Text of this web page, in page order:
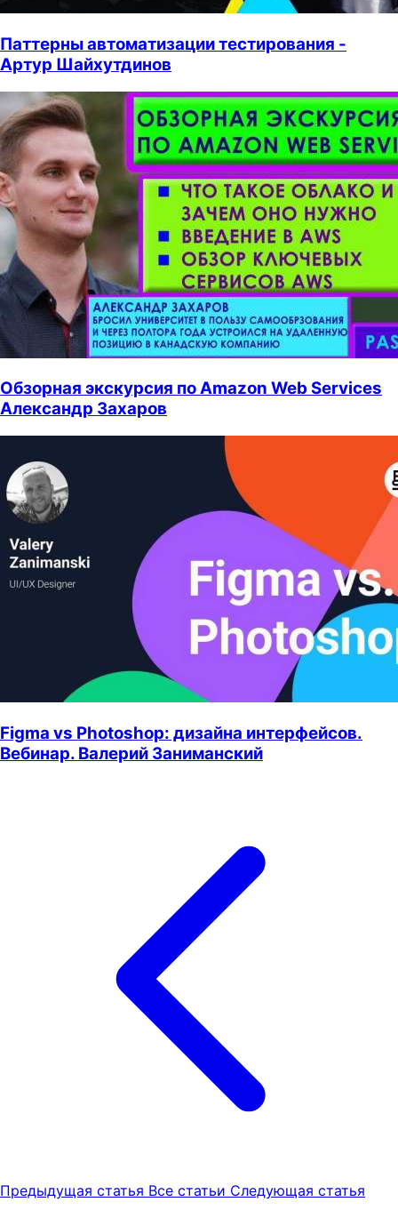
Паттерны автоматизации тестирования -
Артур Шайхутдинов
Обзорная экскурсия по Amazon Web Services
Александр Захаров
Figma vs Photoshop: дизайна интерфейсов.
Вебинар. Валерий Заниманский
Предыдущая статья Все статьи Следующая статья